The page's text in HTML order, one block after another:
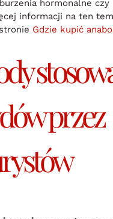
hormonalne
informacji na ten
Gdzie kupić
przez